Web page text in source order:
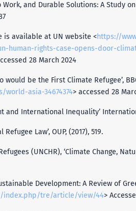
Work, and Durable Solutions: A Study
is available at UN website <https://
human-rights-case-opens-door-
28 March 2024
would be the First Climate Refugee’,
world-asia-34674374> accessed 28
and International Inequality’
Law’, OUP, (2017), 519.
(UNCHR), ‘Climate Change,
Development: A Review of
index.php/tre/article/view/44>